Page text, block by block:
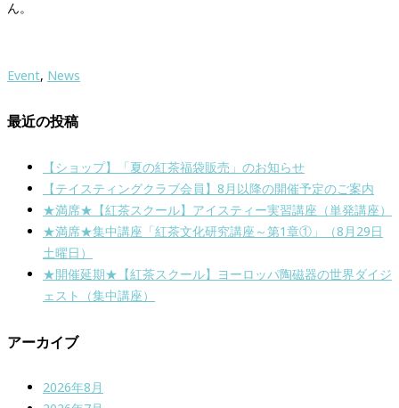
ん。
Event, News
最近の投稿
【ショップ】「夏の紅茶福袋販売」のお知らせ
【テイスティングクラブ会員】8月以降の開催予定のご案内
★満席★【紅茶スクール】アイスティー実習講座（単発講座）
★満席★集中講座「紅茶文化研究講座～第1章①」（8月29日
土曜日）
★開催延期★【紅茶スクール】ヨーロッパ陶磁器の世界ダイジ
ェスト（集中講座）
アーカイブ
2026年8月